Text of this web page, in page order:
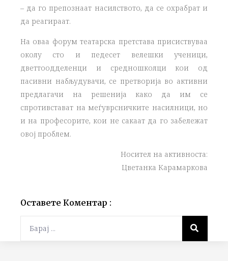
– да го препознаат насилството, да се охрабрат и
да реагираат.
На оваа форум театарска претстава присиствуваа
околу сто и педесет велешки ученици,
дветтоодделенци и средношколци кои од
пасивни набљудувачи, се претворија во активни
предлагачи на решенија како да им се
спротивстават на меѓуврсничките насилници, но
и на професорите, кои не сакаат да го забележат
овој проблем.
Носител на активноста:
Цветанка Карамаркова
Оставете Коментар :